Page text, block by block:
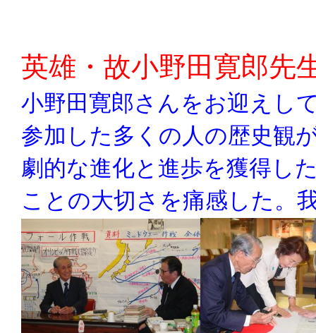
英雄・故小野田寛郎先
小野田寛郎さんをお迎えし
参加した多くの人の歴史観
劇的な進化と進歩を獲得し
ことの大切さを痛感した。